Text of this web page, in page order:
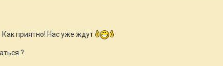
приятно! Нас уже ждут
?